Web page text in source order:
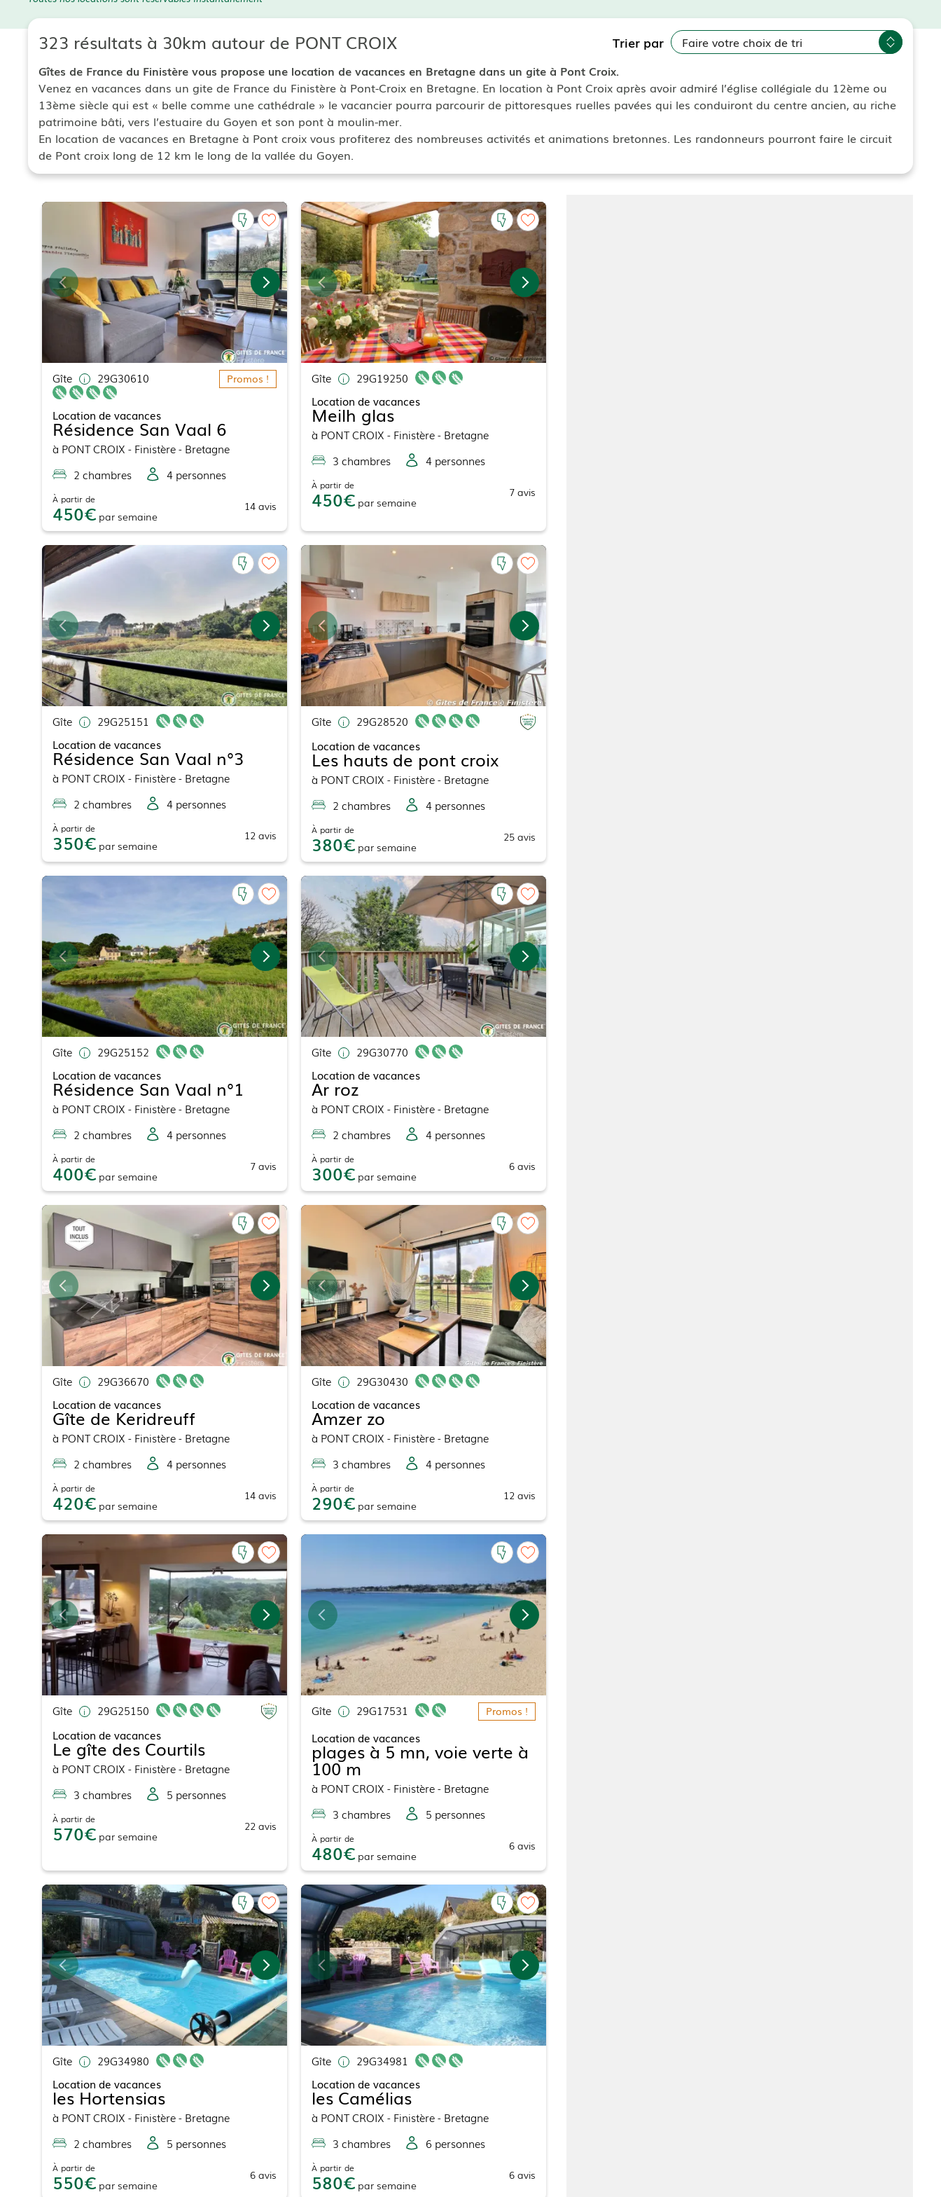
323 résultats à 30km autour de PONT CROIX Trier par
Gîtes de France du Finistère vous propose une location de vacances en Bretagne dans un gite à Pont Croix.
Venez en vacances dans un gite de France du Finistère à Pont-Croix en Bretagne. En location à Pont Croix après avoir admiré l’église collégiale du 12ème ou
13ème siècle qui est « belle comme une cathédrale » le vacancier pourra parcourir de pittoresques ruelles pavées qui les conduiront du centre ancien, au riche
patrimoine bâti, vers l’estuaire du Goyen et son pont à moulin-mer.
En location de vacances en Bretagne à Pont croix vous profiterez des nombreuses activités et animations bretonnes. Les randonneurs pourront faire le circuit
de Pont croix long de 12 km le long de la vallée du Goyen.
Gîte 29G30610 Promos !
Location de vacances
Résidence San Vaal 6
à PONT CROIX - Finistère - Bretagne
2 chambres 4personnes
À partir de
450 par semaine
14avis
Gîte
29G19250
Location de vacances
Meilh glas
à PONT CROIX - Finistère - Bretagne
3 chambres 4personnes
À partir de
450 par semaine
7avis
Gîte
29G25151
Location de vacances
Résidence San Vaal n°3
à PONT CROIX - Finistère - Bretagne
2 chambres 4personnes
À partir de
350 par semaine
12 avis
Gîte
29G28520
Location de vacances
Les hauts de pont croix
à PONT CROIX - Finistère - Bretagne
2 chambres 4personnes
À partir de
380 par semaine
25avis
Gîte
29G25152
Location de vacances
Résidence San Vaal n°1
à PONT CROIX - Finistère - Bretagne
2 chambres 4personnes
À partir de
400 par semaine
7avis
Gîte
29G30770
Location de vacances
Ar roz
à PONT CROIX - Finistère - Bretagne
2 chambres 4personnes
À partir de
300 par semaine
6avis
Gîte
29G36670
Location de vacances
Gîte de Keridreuff
à PONT CROIX - Finistère - Bretagne
2 chambres 4personnes
À partir de
420 par semaine
14avis
Gîte
29G30430
Location de vacances
Amzer zo
à PONT CROIX - Finistère - Bretagne
3 chambres 4personnes
À partir de
290 par semaine
12 avis
Gîte
29G25150
Location de vacances
Le gîte des Courtils
à PONT CROIX - Finistère - Bretagne
3 chambres 5 personnes
À partir de
570 par semaine
22 avis
Gîte 29G17531 Promos !
Location de vacances
plages à 5 mn, voie verte à
100 m
à PONT CROIX - Finistère - Bretagne
3 chambres 5 personnes
À partir de
480 par semaine
6avis
Gîte
29G34980
Location de vacances
les Hortensias
à PONT CROIX - Finistère - Bretagne
2 chambres 5 personnes
À partir de
550 par semaine
6avis
Gîte
29G34981
Location de vacances
les Camélias
à PONT CROIX - Finistère - Bretagne
3 chambres 6 personnes
À partir de
580 par semaine
6avis